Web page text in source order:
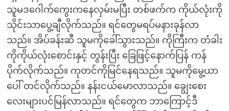
သူမဒဂေါက်ကွေးကနေလှမ်းမပြီး တစ်ဖက်က ကိုယ်လုံးကို
သိုင်းသာပွေ့ချီလိုက်သည်။ ရင်တွေမရပ်မနားခုန်လာ
သည်။ အိပ်ခန်းဆီ သူမကိုခေါ်သွားသည်။ ကိုကြီးက တံခါး
ကိုကိုယ်လုံးစောင်းနှင့် တွန်းပြီး ခြေဖြင့်နောက်ပြန် ကန်
ပိုက်လိုက်သည်။ ကုတင်ကိုမြင်နေရသည်။ သူမကိုမွေ့ယာ
ပေါ် တင်လိုက်သည်။ နန်းငယ်မောလာသည်။ ချွေးစေး
လေးများပင်မြန်လာသည်။ ရင်တွေက ဘာကြောင့်ဒီ